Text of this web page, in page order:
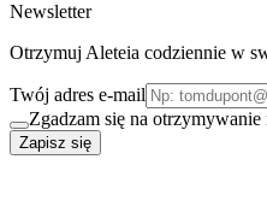
Newsletter
Otrzymuj Aleteia codziennie w
Twój adres e-mail
Zgadzam się na otrzymywanie
Zapisz się